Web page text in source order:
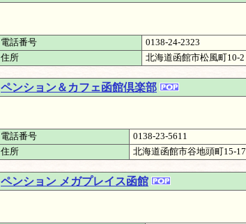
電話番号
0138-24-2323
住所
北海道函館市松風町10-2
ペンション＆カフェ函館倶楽部
電話番号
0138-23-5611
住所
北海道函館市谷地頭町15-17
ペンション メガプレイス函館